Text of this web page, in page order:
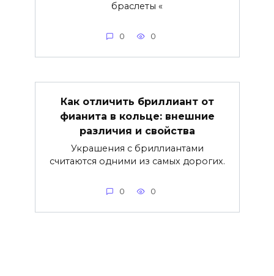
браслеты «
0 0
Как отличить бриллиант от
фианита в кольце: внешние
различия и свойства
Украшения с бриллиантами
считаются одними из самых дорогих.
0 0